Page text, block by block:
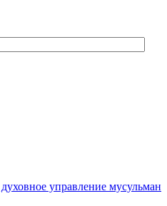
управление мусульман